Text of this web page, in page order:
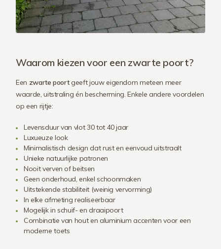
Waarom kiezen voor een zwarte poort?
Een zwarte poortgeeft jouw eigendom meteen meer
waarde, uitstraling én bescherming. Enkele andere voordelen
op een rijtje:
Levensduur van vlot 30 tot 40 jaar
Luxueuze look
Minimalistisch design dat rust en eenvoud uitstraalt
Unieke natuurlijke patronen
Nooit verven of beitsen
Geen onderhoud, enkel schoonmaken
Uitstekende stabiliteit (weinig vervorming)
In elke afmeting realiseerbaar
Mogelijk in schuif- en draaipoort
Combinatie van hout en aluminium accenten voor een
moderne toets